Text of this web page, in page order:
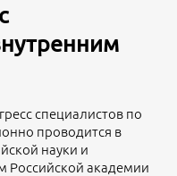
специалистов по
проводится в
науки и
Российской академии